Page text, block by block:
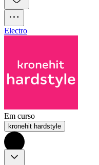
Electro
Em curso
kronehit hardstyle